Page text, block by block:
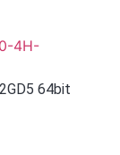
64bit